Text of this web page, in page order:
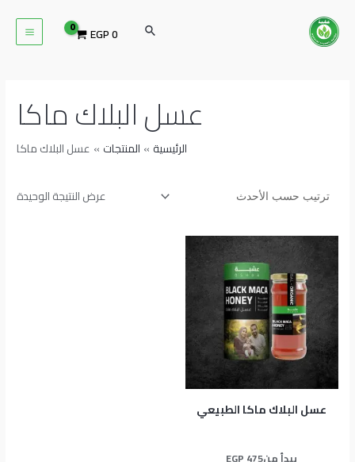
المحتوى
البحث EGP0
عسل البلاك ماكا
الرئيسية المنتجات عسل البلاك ماكا
عرض النتيجة الوحيدة
عسل البلاك ماكا الطبيعي
يبدأ من EGP 475